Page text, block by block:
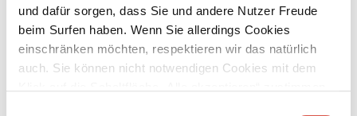
und dafür sorgen, dass Sie und andere Nutzer Freude
beim Surfen haben. Wenn Sie allerdings Cookies
einschränken möchten, respektieren wir das natürlich
auch. Sie können nicht notwendigen Cookies mit dem
Zubehör